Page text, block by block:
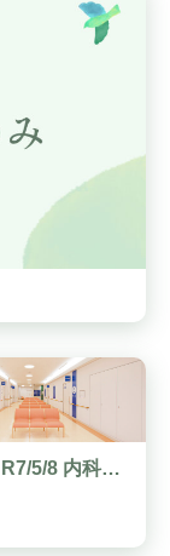
【休診】R7/5/8 内科休診情報